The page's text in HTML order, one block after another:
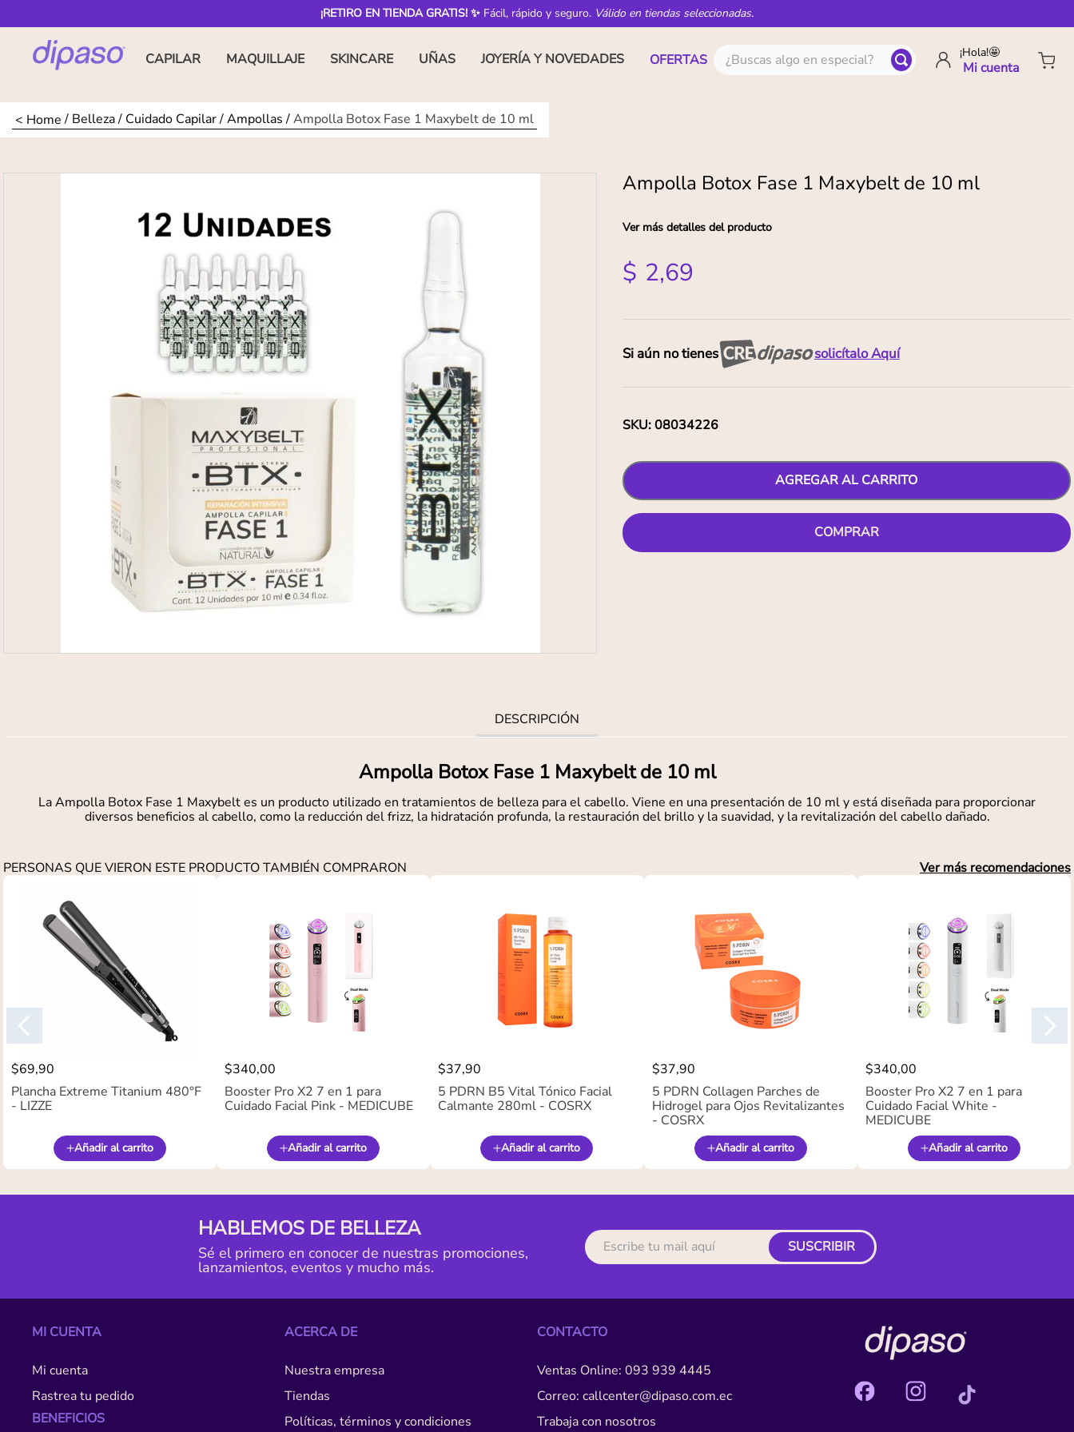
¡RETIRO EN TIENDA GRATIS! ✨ Fácil, rápido y seguro. Válido en tiendas seleccionadas.
CAPILAR MAQUILLAJE SKINCARE UÑAS JOYERÍA Y NOVEDADES OFERTAS ¿Buscas algo en especial? ¡Hola!🤩
Belleza Cuidado Capilar Ampollas Ampolla Botox Fase 1 Maxybelt de 10 ml
Ampolla Botox Fase 1 Maxybelt de 10 ml
Ver más detalles del producto
$ 2,69
Si aún no tienes solicítalo Aquí
SKU:08034226
AGREGAR AL CARRITO
COMPRAR
DESCRIPCIÓN
Ampolla Botox Fase 1 Maxybelt de 10 ml
La Ampolla Botox Fase 1 Maxybelt es un producto utilizado en tratamientos de belleza para el cabello. Viene en una presentación de 10 ml y está diseñada para proporcionar
diversos beneficios al cabello, como la reducción del frizz, la hidratación profunda, la restauración del brillo y la suavidad, y la revitalización del cabello dañado.
PERSONAS QUE VIERON ESTE PRODUCTO TAMBIÉN COMPRARON Ver más recomendaciones
$69,90
Plancha Extreme Titanium 480°F
- LIZZE
Añadir al carrito
$340,00
Booster Pro X2 7 en 1 para
Cuidado Facial Pink - MEDICUBE
Añadir al carrito
$37,90
5 PDRN B5 Vital Tónico Facial
Calmante 280ml - COSRX
Añadir al carrito
$37,90
5 PDRN Collagen Parches de
Hidrogel para Ojos Revitalizantes
- COSRX
Añadir al carrito
$340,00
Booster Pro X2 7 en 1 para
Cuidado Facial White -
MEDICUBE
Añadir al carrito
HABLEMOS DE BELLEZA
Sé el primero en conocer de nuestras promociones,
lanzamientos, eventos y mucho más.
SUSCRIBIR
MI CUENTA
Mi cuenta
Rastrea tu pedido
BENEFICIOS
ACERCA DE
Nuestra empresa
Tiendas
Políticas, términos y condiciones
CONTACTO
Ventas Online: 093 939 4445
Correo: callcenter@dipaso.com.ec
Trabaja con nosotros